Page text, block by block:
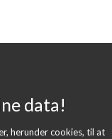
data!
herunder cookies, til at